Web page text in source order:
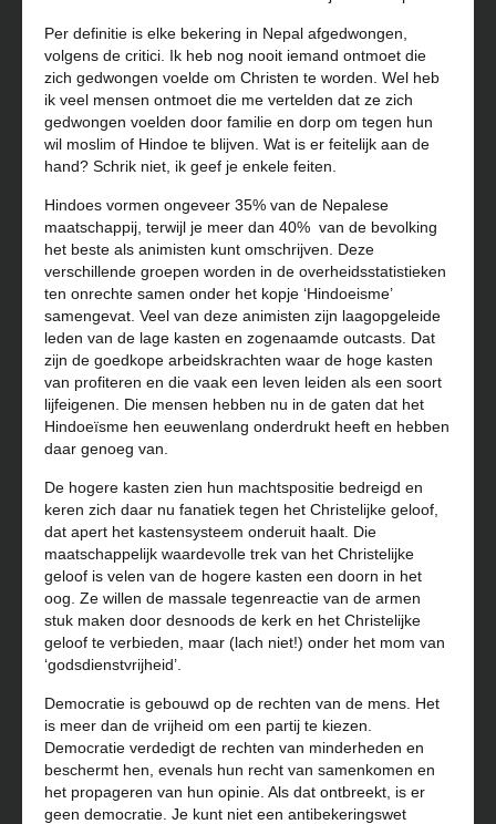
Per definitie is elke bekering in Nepal afgedwongen,
volgens de critici. Ik heb nog nooit iemand ontmoet die
zich gedwongen voelde om Christen te worden. Wel heb
ik veel mensen ontmoet die me vertelden dat ze zich
gedwongen voelden door familie en dorp om tegen hun
wil moslim of Hindoe te blijven. Wat is er feitelijk aan de
hand? Schrik niet, ik geef je enkele feiten.
Hindoes vormen ongeveer 35% van de Nepalese
maatschappij, terwijl je meer dan 40% van de bevolking
het beste als animisten kunt omschrijven. Deze
verschillende groepen worden in de overheidsstatistieken
ten onrechte samen onder het kopje ‘Hindoeisme’
samengevat. Veel van deze animisten zijn laagopgeleide
leden van de lage kasten en zogenaamde outcasts. Dat
zijn de goedkope arbeidskrachten waar de hoge kasten
van profiteren en die vaak een leven leiden als een soort
lijfeigenen. Die mensen hebben nu in de gaten dat het
Hindoeïsme hen eeuwenlang onderdrukt heeft en hebben
daar genoeg van.
De hogere kasten zien hun machtspositie bedreigd en
keren zich daar nu fanatiek tegen het Christelijke geloof,
dat apert het kastensysteem onderuit haalt. Die
maatschappelijk waardevolle trek van het Christelijke
geloof is velen van de hogere kasten een doorn in het
oog. Ze willen de massale tegenreactie van de armen
stuk maken door desnoods de kerk en het Christelijke
geloof te verbieden, maar (lach niet!) onder het mom van
‘godsdienstvrijheid’.
Democratie is gebouwd op de rechten van de mens. Het
is meer dan de vrijheid om een partij te kiezen.
Democratie verdedigt de rechten van minderheden en
beschermt hen, evenals hun recht van samenkomen en
het propageren van hun opinie. Als dat ontbreekt, is er
geen democratie. Je kunt niet een antibekeringswet